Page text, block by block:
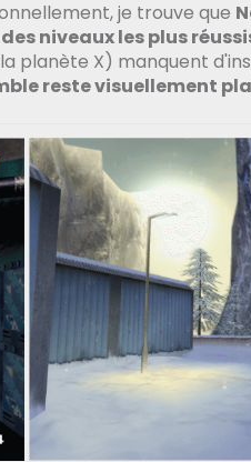
je trouve que
niveaux les plus
planète X) manquent
reste visuellement